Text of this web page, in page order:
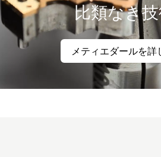
比類なき
メティエダールを詳